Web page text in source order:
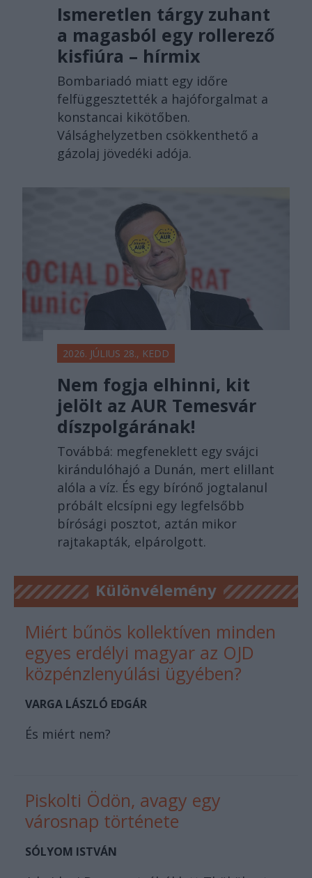
Ismeretlen tárgy zuhant
a magasból egy rollerező
kisfiúra – hírmix
Bombariadó miatt egy időre
felfüggesztették a hajóforgalmat a
konstancai kikötőben.
Válsághelyzetben csökkenthető a
gázolaj jövedéki adója.
2026. JÚLIUS 28., KEDD
Nem fogja elhinni, kit
jelölt az AUR Temesvár
díszpolgárának!
Továbbá: megfeneklett egy svájci
kirándulóhajó a Dunán, mert elillant
alóla a víz. És egy bírónő jogtalanul
próbált elcsípni egy legfelsőbb
bírósági posztot, aztán mikor
rajtakapták, elpárolgott.
Különvélemény
Miért bűnös kollektíven minden
egyes erdélyi magyar az OJD
közpénzlenyúlási ügyében?
VARGA LÁSZLÓ EDGÁR
És miért nem?
Piskolti Ödön, avagy egy
városnap története
SÓLYOM ISTVÁN